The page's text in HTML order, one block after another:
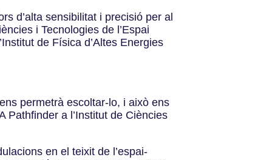
d’alta sensibilitat i precisió per al
i Tecnologies de l’Espai
de Física d’Altes Energies
permetrà escoltar-lo, i això ens
Pathfinder a l’Institut de Ciències
en el teixit de l’espai-